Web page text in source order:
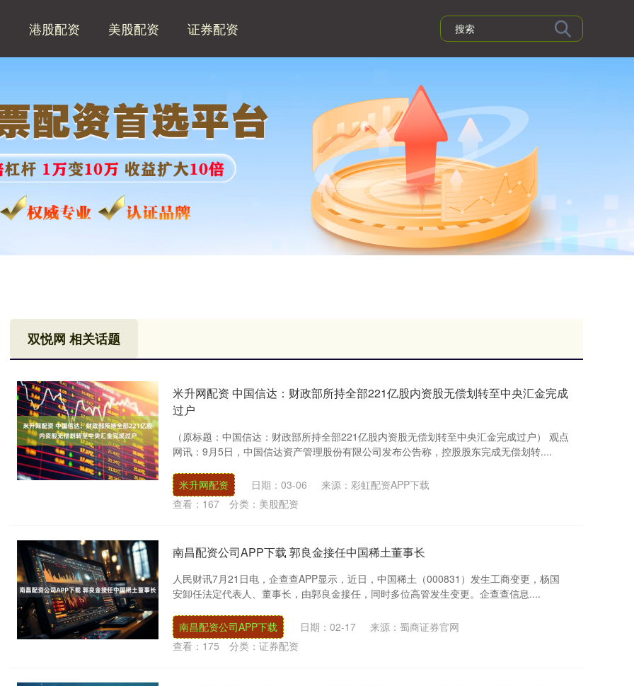
港股配资 美股配资 证券配资
双悦网 相关话题
米升网配资 中国信达：财政部所持全部221亿股内资股无偿划转至中央汇金完成
过户
（原标题：中国信达：财政部所持全部221亿股内资股无偿划转至中央汇金完成过户） 观点
网讯：9月5日，中国信达资产管理股份有限公司发布公告称，控股股东完成无偿划转....
米升网配资 日期：03-06
来源：彩虹配资APP下载
查看： 167 分类： 美股配资
南昌配资公司APP下载 郭良金接任中国稀土董事长
人民财讯7月21日电，企查查APP显示，近日，中国稀土（000831）发生工商变更，杨国
安卸任法定代表人、董事长，由郭良金接任，同时多位高管发生变更。企查查信息....
南昌配资公司APP下载 日期：02-17
来源：蜀商证券官网
查看： 175 分类： 证券配资